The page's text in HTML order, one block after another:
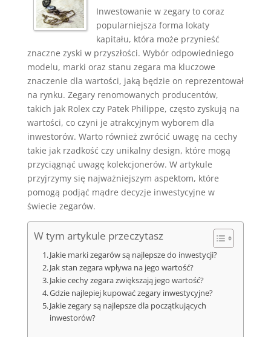
Inwestowanie w zegary to coraz
popularniejsza forma lokaty
kapitału, która może przynieść
znaczne zyski w przyszłości. Wybór odpowiedniego
modelu, marki oraz stanu zegara ma kluczowe
znaczenie dla wartości, jaką będzie on reprezentował
na rynku. Zegary renomowanych producentów,
takich jak Rolex czy Patek Philippe, często zyskują na
wartości, co czyni je atrakcyjnym wyborem dla
inwestorów. Warto również zwrócić uwagę na cechy
takie jak rzadkość czy unikalny design, które mogą
przyciągnąć uwagę kolekcjonerów. W artykule
przyjrzymy się najważniejszym aspektom, które
pomogą podjąć mądre decyzje inwestycyjne w
świecie zegarów.
W tym artykule przeczytasz
Jakie marki zegarów są najlepsze do inwestycji?
Jak stan zegara wpływa na jego wartość?
Jakie cechy zegara zwiększają jego wartość?
Gdzie najlepiej kupować zegary inwestycyjne?
Jakie zegary są najlepsze dla początkujących
inwestorów?